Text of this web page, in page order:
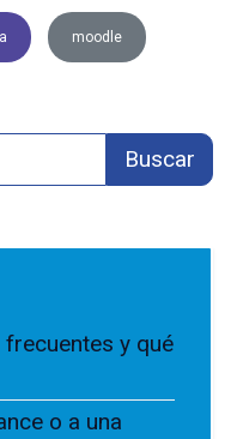
moodle
Buscar
y qué
o a una